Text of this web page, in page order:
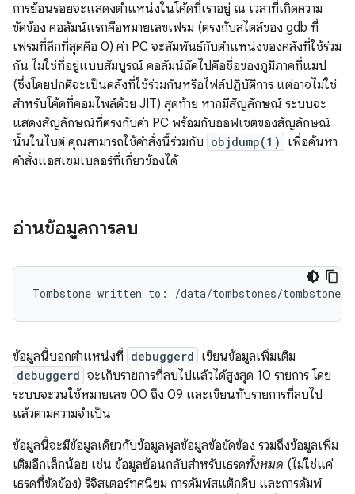
การย้อนรอยจะแสดงตำแหน่งในโค้ดที่เราอยู่ ณ เวลาที่เกิดความ
ขัดข้อง คอลัมน์แรกคือหมายเลขเฟรม (ตรงกับสไตล์ของ gdb ที่
เฟรมที่ลึกที่สุดคือ 0) ค่า PC จะสัมพันธ์กับตําแหน่งของคลังที่ใช้ร่วม
กัน ไม่ใช่ที่อยู่แบบสัมบูรณ์ คอลัมน์ถัดไปคือชื่อของภูมิภาคที่แมป
(ซึ่งโดยปกติจะเป็นคลังที่ใช้ร่วมกันหรือไฟล์ปฏิบัติการ แต่อาจไม่ใช่
สำหรับโค้ดที่คอมไพล์ด้วย JIT) สุดท้าย หากมีสัญลักษณ์ ระบบจะ
แสดงสัญลักษณ์ที่ตรงกับค่า PC พร้อมกับออฟเซตของสัญลักษณ์
นั้นในไบต์ คุณสามารถใช้คำสั่งนี้ร่วมกับ objdump(1)
เพื่อค้นหา
คำสั่งแอสเซมเบลอร์ที่เกี่ยวข้องได้
อ่านข้อมูลการลบ
ข้อมูลนี้บอกตำแหน่งที่ debuggerd เขียนข้อมูลเพิ่มเติม
debuggerd จะเก็บรายการที่ลบไปแล้วได้สูงสุด 10 รายการ โดย
ระบบจะวนใช้หมายเลข 00 ถึง 09 และเขียนทับรายการที่ลบไป
แล้วตามความจำเป็น
ข้อมูลนี้จะมีข้อมูลเดียวกับข้อมูลพุลข้อมูลข้อขัดข้อง รวมถึงข้อมูลเพิ่ม
เติมอีกเล็กน้อย เช่น ข้อมูลย้อนกลับสำหรับเธรดทั้งหมด (ไม่ใช่แค่
เธรดที่ขัดข้อง) รีจิสเตอร์ทศนิยม การดัมพ์สแต็กดิบ และการดัมพ์